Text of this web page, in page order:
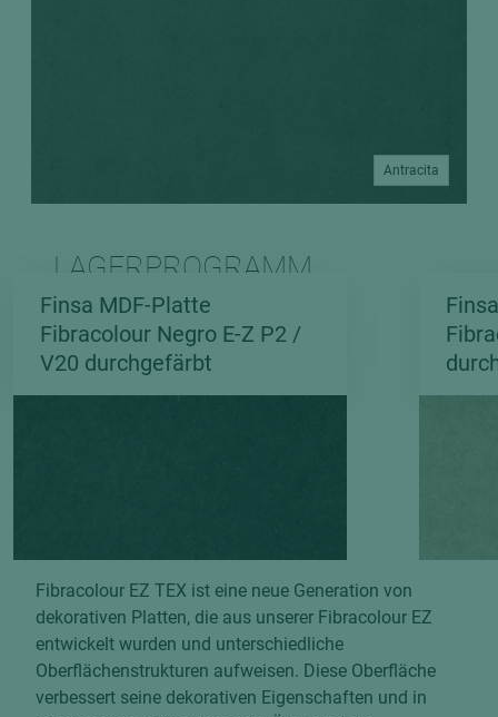
Antracita
LAGERPROGRAMM
FIBRACOLOUR
Finsa MDF-Platte
Fibracolour Negro E-Z P2 /
V20 durchgefärbt
Fibracolour EZ TEX ist eine neue Generation von
dekorativen Platten, die aus unserer Fibracolour EZ
entwickelt wurden und unterschiedliche
Oberflächenstrukturen aufweisen. Diese Oberfläche
verbessert seine dekorativen Eigenschaften und in